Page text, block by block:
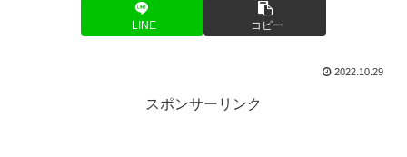
LINE コピー
2022.10.29
スポンサーリンク